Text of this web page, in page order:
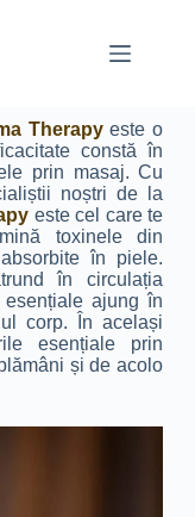
Therapyeste o
constă în
prin masaj. Cu
noștri de la
este cel care te
toxinele din
în piele.
în circulația
ajung în
corp. În același
esențiale prin
și de acolo